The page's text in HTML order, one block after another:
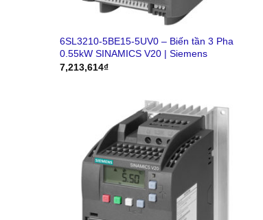
6SL3210-5BE15-5UV0 – Biến tần 3 Pha
0.55kW SINAMICS V20 | Siemens
7,213,614₫